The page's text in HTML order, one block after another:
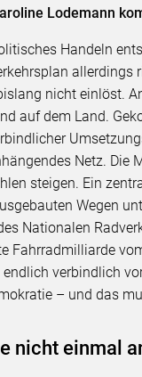
Lodemann
Handeln
allerdings
nicht einlöst.
auf dem Land.
Netz. Die
steigen. Ein
Wegen
Nationalen
Fahrradmilliarde
verbindlich
– und das
nicht einmal